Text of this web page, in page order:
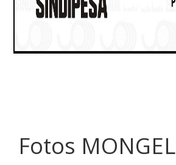
Fotos MONGEL